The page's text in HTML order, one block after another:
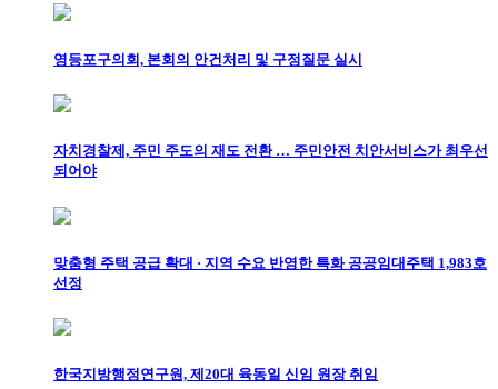
영등포구의회, 본회의 안건처리 및 구정질문 실시
자치경찰제, 주민 주도의 재도 전환 … 주민안전 치안서비스가 최우선
되어야
맞춤형 주택 공급 확대 · 지역 수요 반영한 특화 공공임대주택 1,983호
선정
한국지방행정연구원, 제20대 육동일 신임 원장 취임